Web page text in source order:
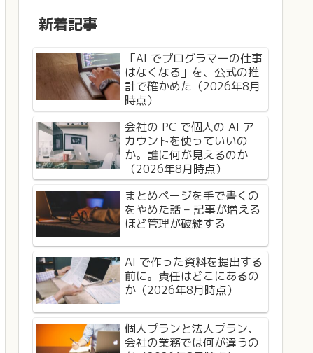
personalized ads to you."
新着記事
「AI でプログラマーの仕事
はなくなる」を、公式の推
計で確かめた（2026年8月
時点）
会社の PC で個人の AI ア
カウントを使っていいの
か。誰に何が見えるのか
（2026年8月時点）
まとめページを手で書くの
をやめた話 – 記事が増える
ほど管理が破綻する
AI で作った資料を提出する
前に。責任はどこにあるの
か（2026年8月時点）
個人プランと法人プラン、
会社の業務では何が違うの